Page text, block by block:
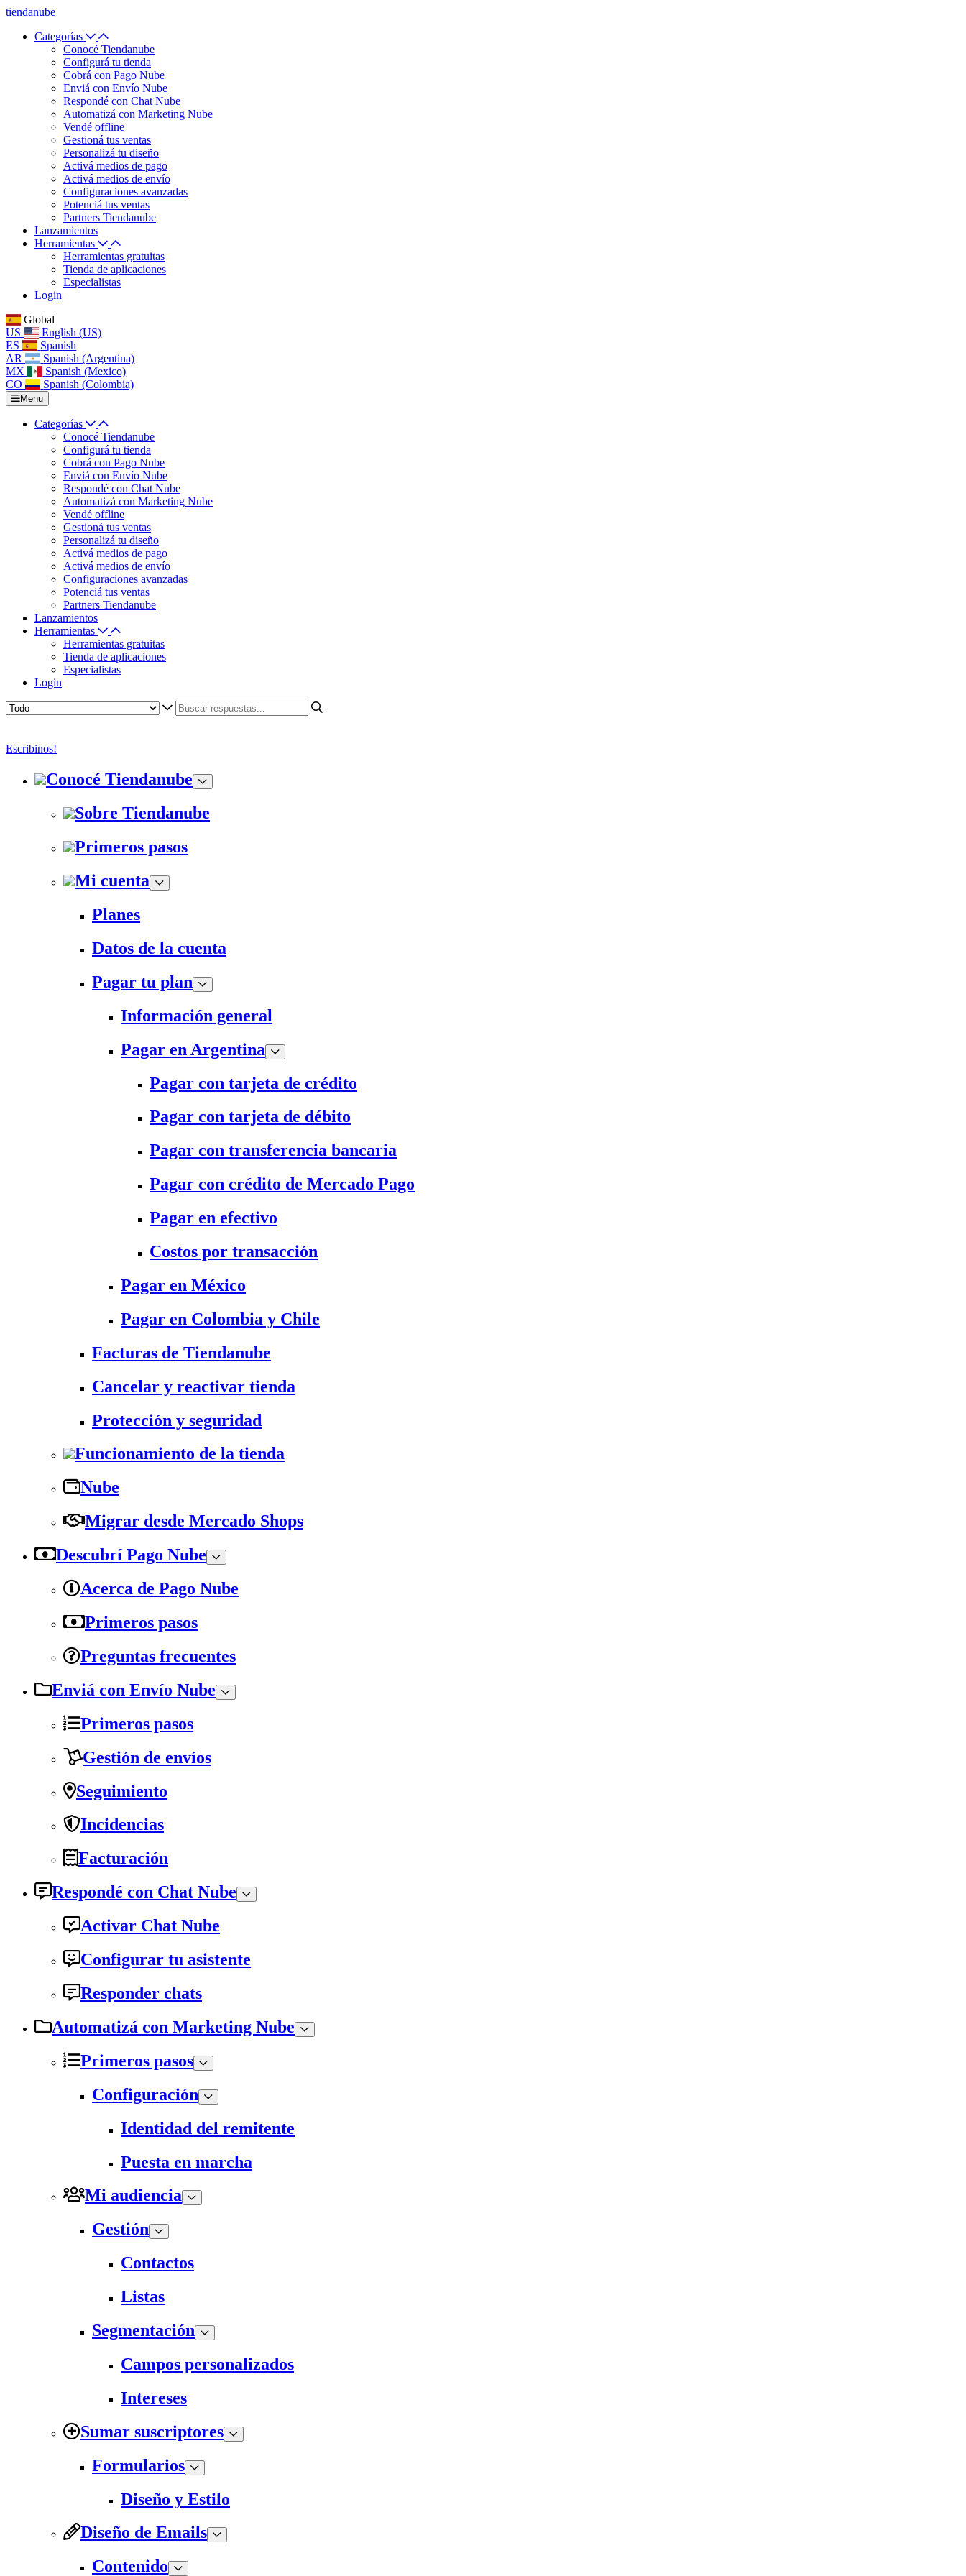
tiendanube
Categorías
Conocé Tiendanube
Configurá tu tienda
Cobrá con Pago Nube
Enviá con Envío Nube
Respondé con Chat Nube
Automatizá con Marketing Nube
Vendé offline
Gestioná tus ventas
Personalizá tu diseño
Activá medios de pago
Activá medios de envío
Configuraciones avanzadas
Potenciá tus ventas
Partners Tiendanube
Lanzamientos
Herramientas
Herramientas gratuitas
Tienda de aplicaciones
Especialistas
Login
Global
US
English (US)
ES
Spanish
AR
Spanish (Argentina)
MX
Spanish (Mexico)
CO
Spanish (Colombia)
Menu
Categorías
Conocé Tiendanube
Configurá tu tienda
Cobrá con Pago Nube
Enviá con Envío Nube
Respondé con Chat Nube
Automatizá con Marketing Nube
Vendé offline
Gestioná tus ventas
Personalizá tu diseño
Activá medios de pago
Activá medios de envío
Configuraciones avanzadas
Potenciá tus ventas
Partners Tiendanube
Lanzamientos
Herramientas
Herramientas gratuitas
Tienda de aplicaciones
Especialistas
Login
Escribinos!
Conocé Tiendanube
Sobre Tiendanube
Primeros pasos
Mi cuenta
Planes
Datos de la cuenta
Pagar tu plan
Información general
Pagar en Argentina
Pagar con tarjeta de crédito
Pagar con tarjeta de débito
Pagar con transferencia bancaria
Pagar con crédito de Mercado Pago
Pagar en efectivo
Costos por transacción
Pagar en México
Pagar en Colombia y Chile
Facturas de Tiendanube
Cancelar y reactivar tienda
Protección y seguridad
Funcionamiento de la tienda
Nube
Migrar desde Mercado Shops
Descubrí Pago Nube
Acerca de Pago Nube
Primeros pasos
Preguntas frecuentes
Enviá con Envío Nube
Primeros pasos
Gestión de envíos
Seguimiento
Incidencias
Facturación
Respondé con Chat Nube
Activar Chat Nube
Configurar tu asistente
Responder chats
Automatizá con Marketing Nube
Primeros pasos
Configuración
Identidad del remitente
Puesta en marcha
Mi audiencia
Gestión
Contactos
Listas
Segmentación
Campos personalizados
Intereses
Sumar suscriptores
Formularios
Diseño y Estilo
Diseño de Emails
Contenido